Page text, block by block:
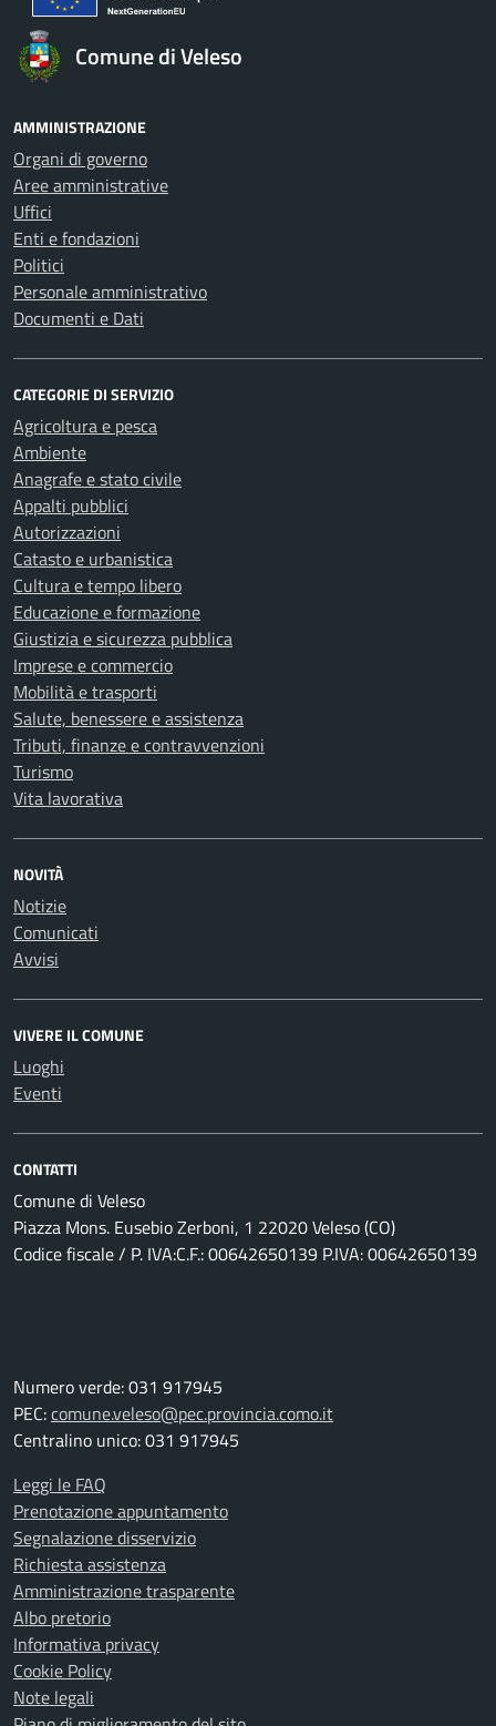
Comune di Veleso
AMMINISTRAZIONE
Organi di governo
Aree amministrative
Uffici
Enti e fondazioni
Politici
Personale amministrativo
Documenti e Dati
CATEGORIE DI SERVIZIO
Agricoltura e pesca
Ambiente
Anagrafe e stato civile
Appalti pubblici
Autorizzazioni
Catasto e urbanistica
Cultura e tempo libero
Educazione e formazione
Giustizia e sicurezza pubblica
Imprese e commercio
Mobilità e trasporti
Salute, benessere e assistenza
Tributi, finanze e contravvenzioni
Turismo
Vita lavorativa
NOVITÀ
Notizie
Comunicati
Avvisi
VIVERE IL COMUNE
Luoghi
Eventi
CONTATTI
Comune di Veleso
Piazza Mons. Eusebio Zerboni, 1 22020 Veleso (CO)
Codice fiscale / P. IVA:C.F.: 00642650139 P.IVA: 00642650139
Numero verde: 031 917945
PEC:comune.veleso@pec.provincia.como.it
Centralino unico: 031 917945
Leggi le FAQ
Prenotazione appuntamento
Segnalazione disservizio
Richiesta assistenza
Amministrazione trasparente
Albo pretorio
Informativa privacy
Cookie Policy
Note legali